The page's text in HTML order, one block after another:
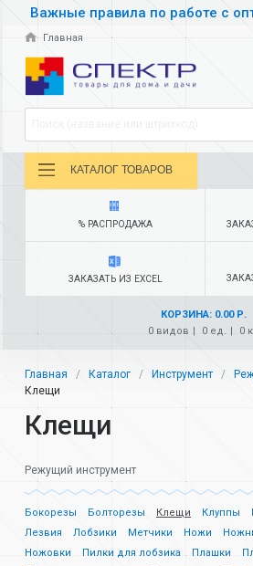
Важные правила по работе с
Главная
КАТАЛОГ ТОВАРОВ
% РАСПРОДАЖА
ЗАКАЗАТЬ ИЗ EXCEL
КОРЗИНА: 0.00 Р.
0 видов
0 ед. 0
Главная Каталог Инструмент
Клещи
Клещи
Режущий инструмент
Бокорезы Болторезы Клещи Клуппы
Лезвия
Лобзики Метчики Ножи
Ножовки
Пилки для лобзика Плашки